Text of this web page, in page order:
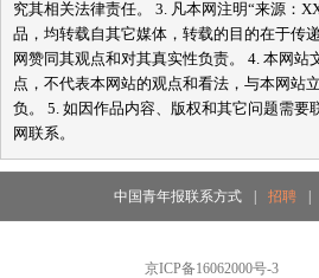
究其相关法律责任。 3. 凡本网注明“来源：
品，均转载自其它媒体，转载的目的在于传
网赞同其观点和对其真实性负责。 4. 本网站
点，不代表本网站的观点和看法，与本网站
负。 5. 如因作品内容、版权和其它问题需要
网联系。
中国青年报联系方式 招聘
京ICP备16062000号-3